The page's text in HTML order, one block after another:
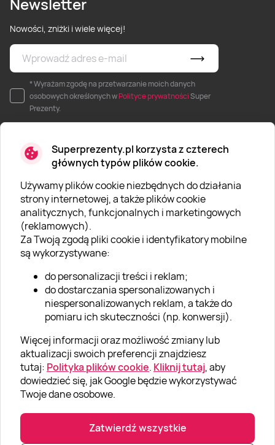
Superprezenty.pl korzysta z czterech
głównych typów plików cookie.
Używamy plików cookie niezbędnych do działania
strony internetowej, a także plików cookie
analitycznych, funkcjonalnych i marketingowych
(reklamowych).
Za Twoją zgodą pliki cookie i identyfikatory mobilne
są wykorzystywane:
do personalizacji treści i reklam;
do dostarczania spersonalizowanych i
niespersonalizowanych reklam, a także do
pomiaru ich skuteczności (np. konwersji).
Więcej informacji oraz możliwość zmiany lub
aktualizacji swoich preferencji znajdziesz
tutaj: Polityka plików cookie. Kliknij tutaj, aby
dowiedzieć się, jak Google będzie wykorzystywać
Twoje dane osobowe.
Zatwierdź wszystkie
Newsletter
Nowości, zniżki i wiele więcej!
* Wyrażam zgodę na przetwarzanie moich danych
osobowych określonych wPolityce prywatnościSuper
Prezenty.
O SUPERPREZENTY
O nas
Aktualności
Kariera w Super Prezentach
Klub Lojalnościowy
Dodaj recenzję
Informacje
GRUPA „SUPER PREZENTY“